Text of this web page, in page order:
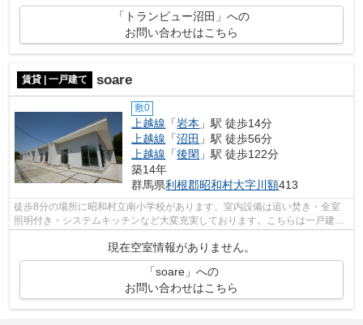
「トランビュー沼田」への
お問い合わせはこちら
賃貸 | 一戸建て soare
敷0
上越線 「岩本 」駅 徒歩14分
上越線 「沼田 」駅 徒歩56分
上越線 「後閑 」駅 徒歩122分
築14年
群馬県利根郡昭和村大字川額413
徒歩8分の場所に昭和村立南小学校があります。室内設備は追い焚き・全室
照明付き・システムキッチンなど大変充実しております。こちらは一戸建て
現在空室情報がありません。
「soare」への
お問い合わせはこちら